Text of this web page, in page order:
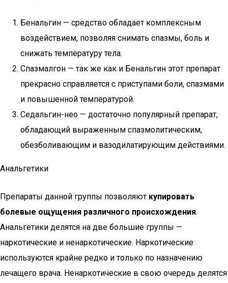
Бенальгин — средство обладает комплексным
воздействием, позволяя снимать спазмы, боль и
снижать температуру тела.
Спазмалгон — так же как и Бенальгин этот препарат
прекрасно справляется с приступами боли, спазмами
и повышенной температурой.
Седальгин-нео — достаточно популярный препарат,
обладающий выраженным спазмолитическим,
обезболивающим и вазодилатирующим действиями.
Анальгетики
Препараты данной группы позволяют купировать
болевые ощущения различного происхождения.
Анальгетики делятся на две большие группы —
наркотические и ненаркотические. Наркотические
используются крайне редко и только по назначению
лечащего врача. Ненаркотические в свою очередь делятся